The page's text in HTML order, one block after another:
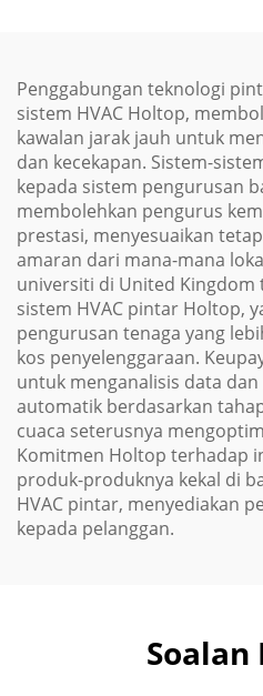
Penggabungan teknologi
sistem HVAC Holtop,
kawalan jarak jauh untuk
dan kecekapan. Sistem-
kepada sistem pengurusan
membolehkan pengurus
prestasi, menyesuaikan
amaran dari mana-mana
universiti di United Kingdom
sistem HVAC pintar Holtop,
pengurusan tenaga yang
kos penyelenggaraan.
untuk menganalisis data
automatik berdasarkan
cuaca seterusnya
Komitmen Holtop terhadap
produk-produknya kekal di
HVAC pintar, menyediakan
kepada pelanggan.
Soalan